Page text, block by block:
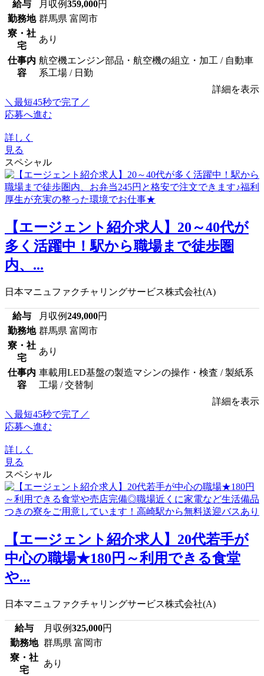
給与 月収例359,000円
勤務地 群馬県 富岡市
寮・社
宅
あり
仕事内
容
航空機エンジン部品・航空機の組立・加工 / 自動車
系工場 / 日勤
詳細を表示
＼最短45秒で完了／
応募へ進む
詳しく
見る
スペシャル
【エージェント紹介求人】20～40代が
多く活躍中！駅から職場まで徒歩圏
内、...
日本マニュファクチャリングサービス株式会社(A)
給与 月収例249,000円
勤務地 群馬県 富岡市
寮・社
宅
あり
仕事内
容
車載用LED基盤の製造マシンの操作・検査 / 製紙系
工場 / 交替制
詳細を表示
＼最短45秒で完了／
応募へ進む
詳しく
見る
スペシャル
【エージェント紹介求人】20代若手が
中心の職場★180円～利用できる食堂
や...
日本マニュファクチャリングサービス株式会社(A)
給与 月収例325,000円
勤務地 群馬県 富岡市
寮・社
宅
あり